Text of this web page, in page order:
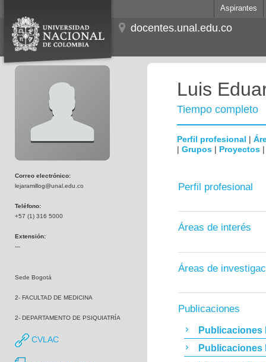
Aspirantes
docentes.unal.edu.co
Correo electrónico:
lejaramillog@unal.edu.co
Teléfono:
+57 (1) 316 5000
Extensión:
---
Sede Bogotá
2- FACULTAD DE MEDICINA
2- DEPARTAMENTO DE PSIQUIATRÍA
CVLAC
Luis
Tiempo completo
Perfil profesional |
| Grupos | Proyectos
Perfil profesional
Áreas de interés
Áreas de
Publicaciones
Publicaciones
Publicaciones